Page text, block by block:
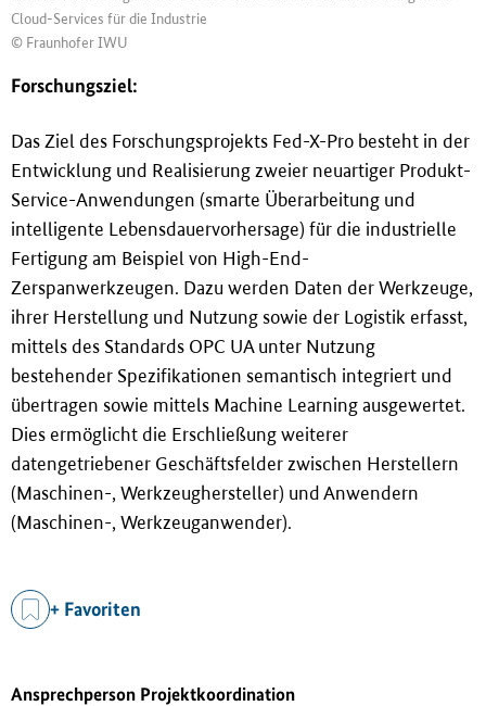
Cloud-Services für die Industrie
© Fraunhofer IWU
Forschungsziel:
Das Ziel des Forschungsprojekts Fed-X-Pro besteht in der
Entwicklung und Realisierung zweier neuartiger Produkt-
Service-Anwendungen (smarte Überarbeitung und
intelligente Lebensdauervorhersage) für die industrielle
Fertigung am Beispiel von High-End-
Zerspanwerkzeugen. Dazu werden Daten der Werkzeuge,
ihrer Herstellung und Nutzung sowie der Logistik erfasst,
mittels des Standards OPC UA unter Nutzung
bestehender Spezifikationen semantisch integriert und
übertragen sowie mittels Machine Learning ausgewertet.
Dies ermöglicht die Erschließung weiterer
datengetriebener Geschäftsfelder zwischen Herstellern
(Maschinen-, Werkzeughersteller) und Anwendern
(Maschinen-, Werkzeuganwender).
+ Favoriten
Ansprechperson Projektkoordination